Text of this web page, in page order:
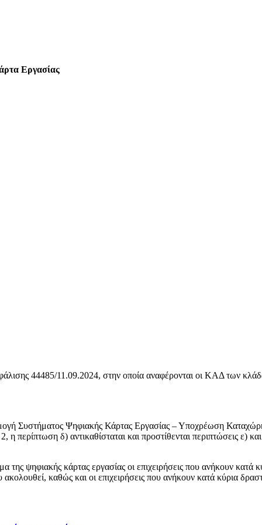
Εργασίας
44485/11.09.2024, στην οποία αναφέρονται οι ΚΑΔ των
Συστήματος Ψηφιακής Κάρτας Εργασίας – Υποχρέωση
δ) αντικαθίσταται και προστίθενται περιπτώσεις ε)
ψηφιακής κάρτας εργασίας οι επιχειρήσεις που ανήκουν κατά
καθώς και οι επιχειρήσεις που ανήκουν κατά κύρια